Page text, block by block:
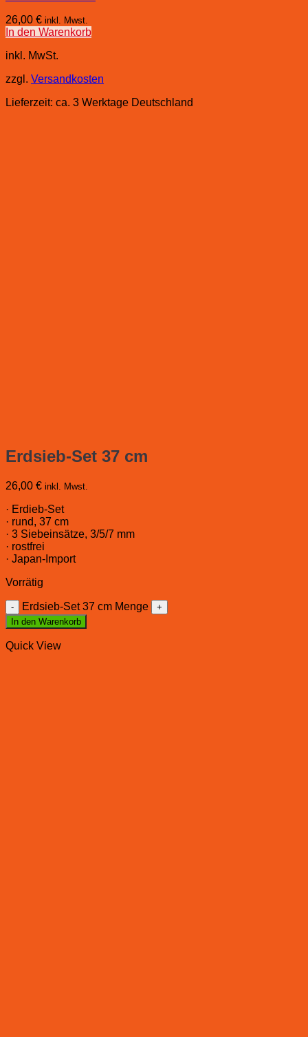
26,00 € inkl. Mwst.
In den Warenkorb
inkl. MwSt.
zzgl. Versandkosten
Lieferzeit: ca. 3 Werktage Deutschland
Erdsieb-Set 37 cm
26,00 € inkl. Mwst.
· Erdieb-Set
· rund, 37 cm
· 3 Siebeinsätze, 3/5/7 mm
· rostfrei
· Japan-Import
Vorrätig
Erdsieb-Set 37 cm Menge
In den Warenkorb
Quick View